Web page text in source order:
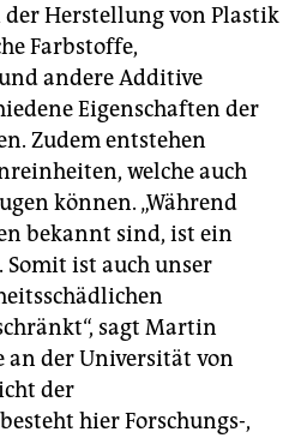
Herstellung von Plastik
Farbstoffe,
andere Additive
Eigenschaften der
Zudem entstehen
welche auch
können. „Während
bekannt sind, ist ein
ist auch unser
sagt Martin
an der Universität von
der
hier Forschungs-,